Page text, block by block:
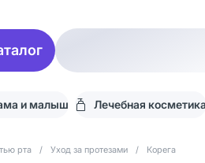
и малыш Лечебная косметика
рта / Уход за протезами / Корега